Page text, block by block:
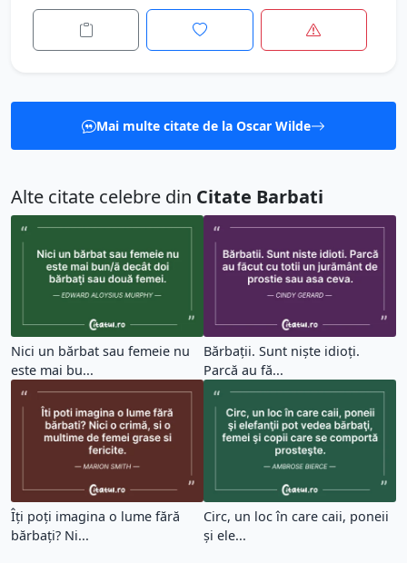
Mai multe citate de la Oscar Wilde
Alte citate celebre din Citate Barbati
Nici un bărbat sau femeie nu
este mai bu...
Bărbații. Sunt niște idioți.
Parcă au fă...
Îți poți imagina o lume fără
bărbați? Ni...
Circ, un loc în care caii, poneii
şi ele...